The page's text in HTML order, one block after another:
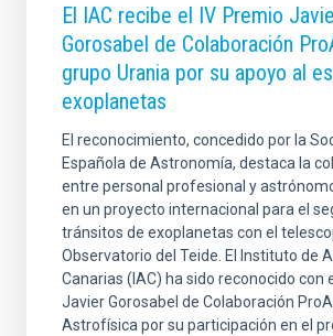
El IAC recibe el IV Premio
Gorosabel de Colaboración
grupo Urania por su apoyo al
exoplanetas
El reconocimiento, concedido por la
Española de Astronomía, destaca la
entre personal profesional y
en un proyecto internacional para el
tránsitos de exoplanetas con el
Observatorio del Teide. El Instituto de
Canarias (IAC) ha sido reconocido con
Javier Gorosabel de Colaboración
Astrofísica por su participación en el